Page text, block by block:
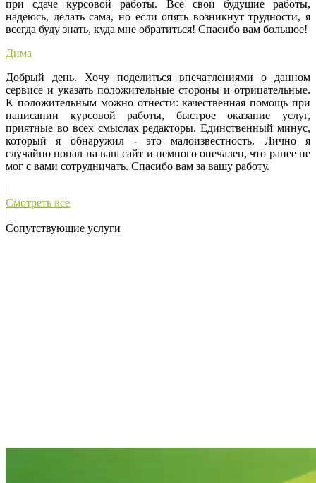
при сдаче курсовой работы. Все свои будущие работы,
надеюсь, делать сама, но если опять возникнут трудности, я
всегда буду знать, куда мне обратиться! Спасибо вам большое!
Дима
Добрый день. Хочу поделиться впечатлениями о данном
сервисе и указать положительные стороны и отрицательные.
К положительным можно отнести: качественная помощь при
написании курсовой работы, быстрое оказание услуг,
приятные во всех смыслах редакторы. Единственный минус,
который я обнаружил - это малоизвестность. Лично я
случайно попал на ваш сайт и немного опечален, что ранее не
мог с вами сотрудничать. Спасибо вам за вашу работу.
Смотреть все
Сопутствующие услуги